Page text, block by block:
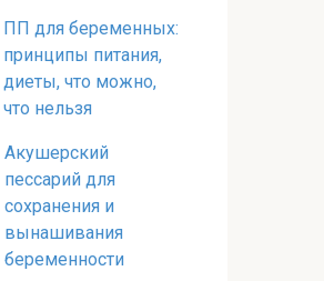
ПП для беременных:
принципы питания,
диеты, что можно,
что нельзя
Акушерский
пессарий для
сохранения и
вынашивания
беременности